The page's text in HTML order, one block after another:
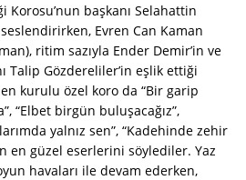
Korosu’nun başkanı Selahattin
Evren Can Kaman
ritim sazıyla Ender Demir’in ve
Talip Gözdereliler’in eşlik ettiği
kurulu özel koro da “Bir garip
“Elbet birgün buluşacağız”,
yalnız sen”, “Kadehinde zehir
en güzel eserlerini söylediler. Yaz
havaları ile devam ederken,